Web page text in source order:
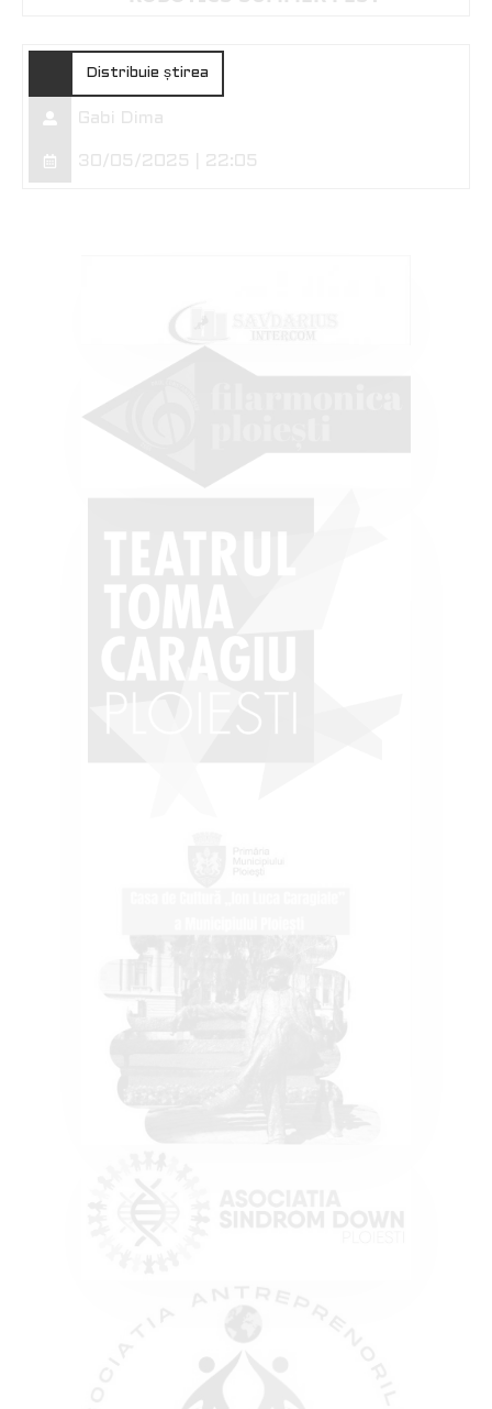
Distribuie știrea
Gabi Dima
30/05/2025 | 22:05